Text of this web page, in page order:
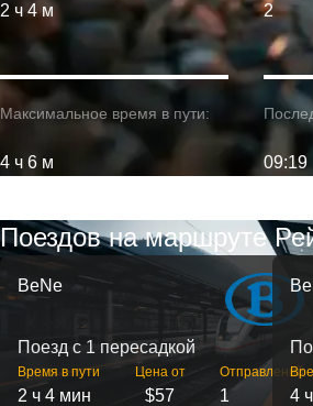
2 ч 4 м
Максимальное время в пути:
4 ч 6 м
2
09:19
Поездов на маршруте
BeNe
Поезд с 1 пересадкой
Время в пути
2 ч 4 мин
Цена от
$57
Отправлений
1 4